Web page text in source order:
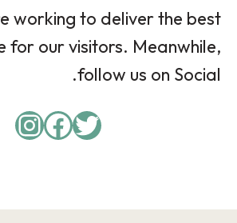
working to deliver the best
for our visitors. Meanwhile,
follow us on Social.
Twitter